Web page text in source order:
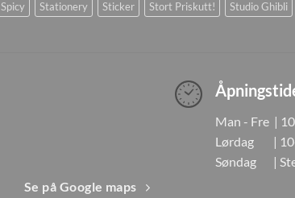
Spicy Stationery Sticker Stort Priskutt! Studio Ghibli
Se på Google maps
Man - Fre |
Lørdag |
Søndag |